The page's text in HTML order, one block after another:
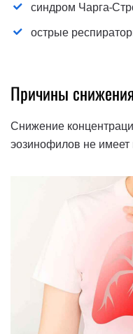
синдром Чарга-
острые
Причины
Снижение
эозинофилов не имеет